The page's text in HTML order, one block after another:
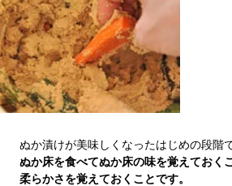
ぬか漬けが美味しくなったはじめの段階
ぬか床を食べてぬか床の味を覚えておく
柔らかさを覚えておくことです。